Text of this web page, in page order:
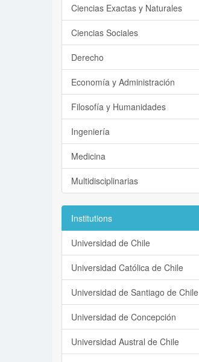
Ciencias Exactas y Naturales
Ciencias Sociales
Derecho
Economía y Administración
Filosofía y Humanidades
Ingeniería
Medicina
Multidisciplinarias
Institutions
Universidad de Chile
Universidad Católica de Chile
Universidad de Santiago de Chile
Universidad de Concepción
Universidad Austral de Chile